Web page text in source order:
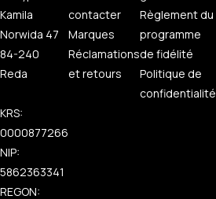
Kamila
Norwida 47
84-240
Reda
KRS:
0000877266
NIP:
5862363341
REGON:
contacter
Marques
Réclamations
et retours
Règlement du
programme
de fidélité
Politique de
confidentialité